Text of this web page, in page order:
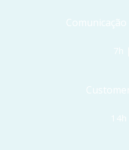
Comunicação
7h